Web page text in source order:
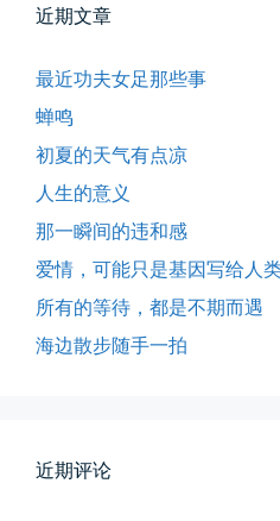
近期文章
最近功夫女足那些事
蝉鸣
初夏的天气有点凉
人生的意义
那一瞬间的违和感
爱情，可能只是基因写给人
所有的等待，都是不期而遇
海边散步随手一拍
近期评论